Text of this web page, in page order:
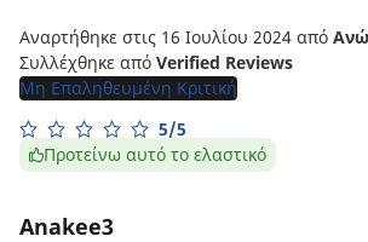
Αναρτήθηκε στις 16 Ιουλίου 2024 από
Συλλέχθηκε από Verified Reviews
Μη Επαληθευμένη Κριτική
5/5
Προτείνω αυτό το ελαστικό
Anakee3